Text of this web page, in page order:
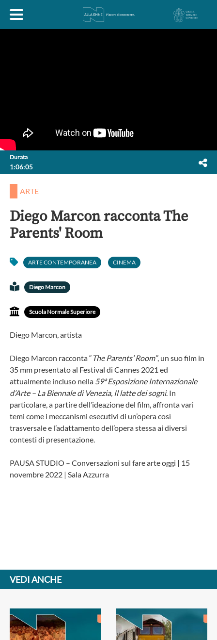
LETTERATURA
POLITICA
Durata
1:06:05
ARTE
Diego Marcon racconta The
Parents' Room
ARTE CONTEMPORANEA CINEMA
Diego Marcon
Scuola Normale Superiore
Diego Marcon, artista
Diego Marcon racconta “ The Parents’ Room”, un suo film in
35 mm presentato al Festival di Cannes 2021 ed
attualmente incluso nella 59ª Esposizione Internazionale
d’Arte – La Biennale di Venezia, Il latte dei sogni. In
particolare, a partire dell’ideazione del film, affronta vari
temi come i meccanismi esecutivi di un’opera così
trasversale e l’adattamento dell’opera stessa ai diversi
contesti di presentazione.
PAUSA STUDIO – Conversazioni sul fare arte oggi | 15
novembre 2022 | Sala Azzurra
VEDI ANCHE